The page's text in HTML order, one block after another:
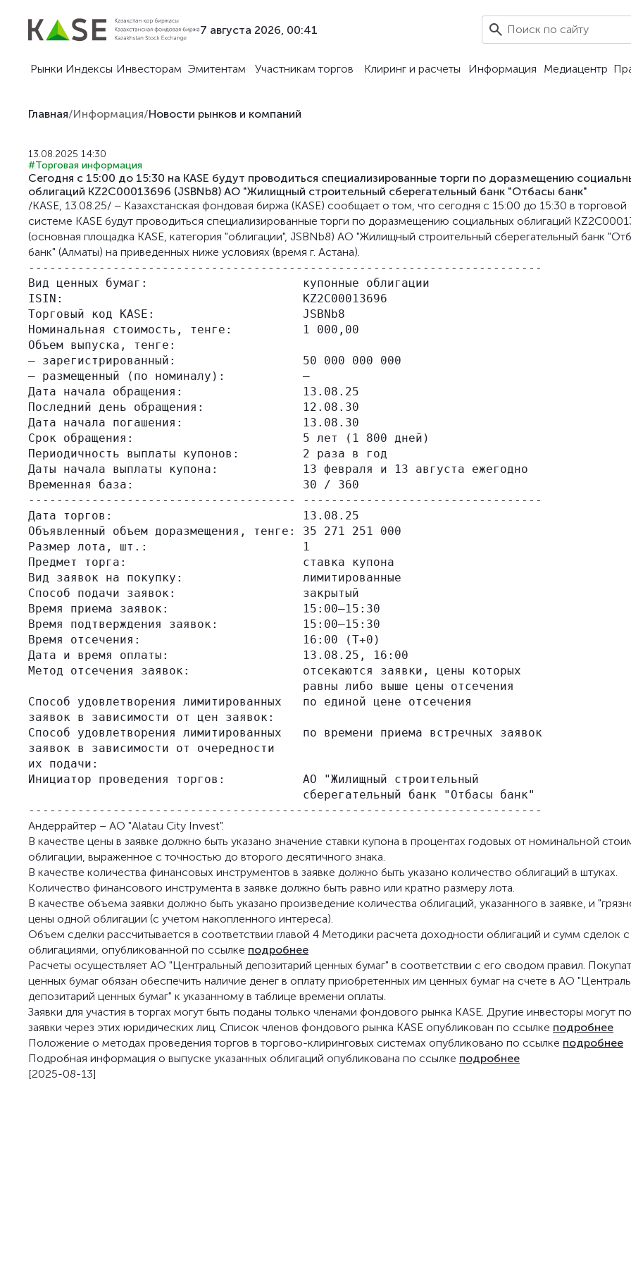
7 августа 2026, 00:41
Рынки Индексы Инвесторам Эмитентам Участникам торгов Клиринг и расчеты Информация Медиацентр
Главная/Информация/Новости рынков и компаний
13.08.2025 14:30
#Торговая информация
Сегодня с 15:00 до 15:30 на KASE будут проводиться специализированные торги по доразмещению
облигаций KZ2C00013696 (JSBNb8) АО "Жилищный строительный сберегательный банк "Отбасы банк"
/KASE, 13.08.25/ – Казахстанская фондовая биржа (KASE) сообщает о том, что сегодня с 15:00 до 15:30 в торговой
системе KASE будут проводиться специализированные торги по доразмещению социальных облигаций
(основная площадка KASE, категория "облигации", JSBNb8) АО "Жилищный строительный сберегательный банк
банк" (Алматы) на приведенных ниже условиях (время г. Астана).
-------------------------------------------------------------------------
Вид ценных бумаг:                      купонные облигации
ISIN:                                  KZ2C00013696
Торговый код KASE:                     JSBNb8
Номинальная стоимость, тенге:          1 000,00
Объем выпуска, тенге:
– зарегистрированный:                  50 000 000 000
– размещенный (по номиналу):           –
Дата начала обращения:                 13.08.25
Последний день обращения:              12.08.30
Дата начала погашения:                 13.08.30
Срок обращения:                        5 лет (1 800 дней)
Периодичность выплаты купонов:         2 раза в год
Даты начала выплаты купона:            13 февраля и 13 августа ежегодно
Временная база:                        30 / 360
-------------------------------------- ----------------------------------
Дата торгов:                           13.08.25
Объявленный объем доразмещения, тенге: 35 271 251 000
Размер лота, шт.:                      1
Предмет торга:                         ставка купона
Вид заявок на покупку:                 лимитированные
Способ подачи заявок:                  закрытый
Время приема заявок:                   15:00–15:30
Время подтверждения заявок:            15:00–15:30
Время отсечения:                       16:00 (Т+0)
Дата и время оплаты:                   13.08.25, 16:00
Метод отсечения заявок:                отсекаются заявки, цены которых
                                       равны либо выше цены отсечения
Способ удовлетворения лимитированных   по единой цене отсечения
заявок в зависимости от цен заявок:
Способ удовлетворения лимитированных   по времени приема встречных заявок
заявок в зависимости от очередности
их подачи:
Инициатор проведения торгов:           АО "Жилищный строительный
                                       сберегательный банк "Отбасы банк"
Андеррайтер – АО "Alatau City Invest".
В качестве цены в заявке должно быть указано значение ставки купона в процентах годовых от номинальной
облигации, выраженное с точностью до второго десятичного знака.
В качестве количества финансовых инструментов в заявке должно быть указано количество облигаций в штуках.
Количество финансового инструмента в заявке должно быть равно или кратно размеру лота.
В качестве объема заявки должно быть указано произведение количества облигаций, указанного в заявке, и
цены одной облигации (с учетом накопленного интереса).
Объем сделки рассчитывается в соответствии главой 4 Методики расчета доходности облигаций и сумм сделок с
облигациями, опубликованной по ссылке подробнее
Расчеты осуществляет АО "Центральный депозитарий ценных бумаг" в соответствии с его сводом правил.
ценных бумаг обязан обеспечить наличие денег в оплату приобретенных им ценных бумаг на счете в АО
депозитарий ценных бумаг" к указанному в таблице времени оплаты.
Заявки для участия в торгах могут быть поданы только членами фондового рынка KASE. Другие инвесторы могут
заявки через этих юридических лиц. Список членов фондового рынка KASE опубликован по ссылке подробнее
Положение о методах проведения торгов в торгово-клиринговых системах опубликовано по ссылке подробнее
Подробная информация о выпуске указанных облигаций опубликована по ссылке подробнее
[2025-08-13]